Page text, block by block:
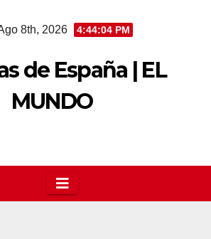
8th, 2026 4:44:05 PM
de España | EL
MUNDO